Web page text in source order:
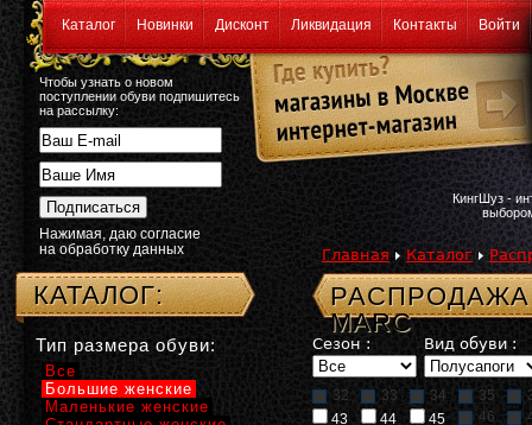
Каталог Новинки Дисконт Ликвидация Контакты Войти
Чтобы узнать о новом
поступлении обуви подпишитесь
на рассылку:
Нажимая, даю согласие
на обработку данных
КингШуз -
Главная Каталог
MARC
Сезон : Вид обуви :
32 33 34 35
43
44 45 46
КАТАЛОГ:
Тип размера обуви:
Все
Большие женские
Маленькие женские